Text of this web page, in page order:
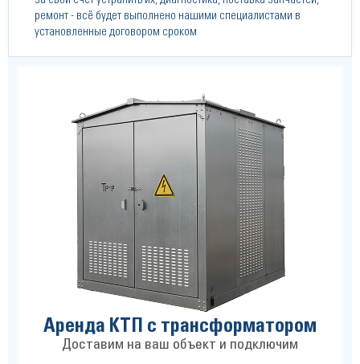
ремонт - всё будет выполнено нашими специалистами в
установленные договором сроком
Аренда КТП с трансформатором
Доставим на ваш объект и подключим